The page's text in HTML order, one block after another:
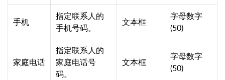
手机
指定联系人的
手机号码。
文本框
字母数字
(50)
家庭电话
指定联系人的
家庭电话号
码。
文本框
字母数字
(50)